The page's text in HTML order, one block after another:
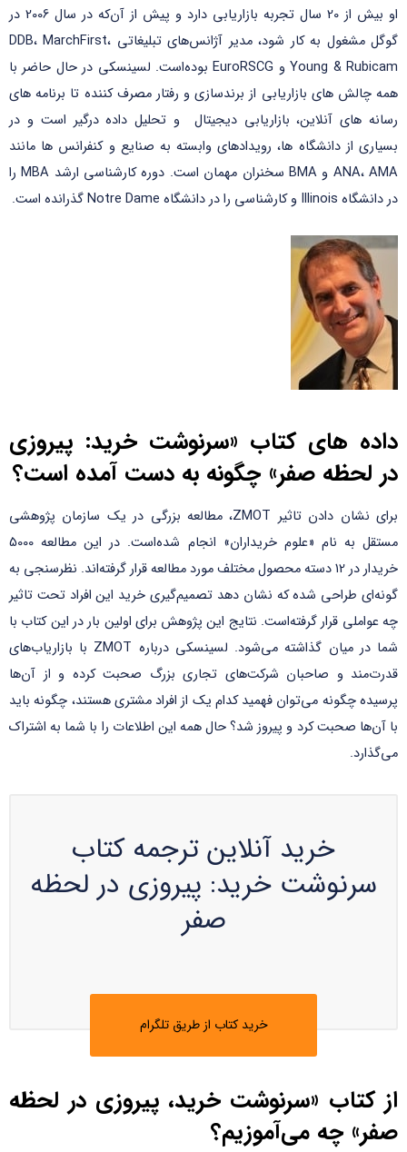
او بیش از 20 سال تجربه بازاریابی دارد و پیش از آن‌که در سال 2006 در
گوگل مشغول به کار شود، مدیر آژانس‌های تبلیغاتی DDB، MarchFirst،
Young & Rubicam و EuroRSCG بوده‌است. لسینسکی در حال حاضر با
همه چالش های بازاریابی از برندسازی و رفتار مصرف کننده تا برنامه های
رسانه های آنلاین، بازاریابی دیجیتال و تحلیل داده درگیر است و در
بسیاری از دانشگاه ها، رویدادهای وابسته به صنایع و کنفرانس ها مانند
ANA، AMA و BMA سخنران مهمان است. دوره کارشناسی ارشد MBA را
در دانشگاه Illinois و کارشناسی را در دانشگاه Notre Dame گذرانده است.
داده های کتاب «سرنوشت خرید: پیروزی
در لحظه صفر» چگونه به دست آمده است؟
برای نشان دادن تاثیر ZMOT، مطالعه بزرگی در یک سازمان پژوهشی
مستقل به نام «علوم خریداران» انجام شده‌است. در این مطالعه 5000
خریدار در 12 دسته محصول مختلف مورد مطالعه قرار گرفته‌اند. نظرسنجی به
گونه‌ای طراحی شده که نشان دهد تصمیم‌گیری خرید این افراد تحت تاثیر
چه عواملی قرار گرفته‌است. نتایج این پژوهش برای اولین بار در این کتاب با
شما در میان گذاشته می‌شود. لسینسکی درباره ZMOT با بازاریاب‌های
قدرت‌مند و صاحبان شرکت‌های تجاری بزرگ صحبت کرده و از آن‌ها
پرسیده چگونه می‌توان فهمید کدام یک از افراد مشتری هستند، چگونه باید
با آن‌ها صحبت کرد و پیروز شد؟ حال همه این اطلاعات را با شما به اشتراک
می‌گذارد.
خرید آنلاین ترجمه کتاب
سرنوشت خرید: پیروزی در لحظه
صفر
خرید کتاب از طریق تلگرام
از کتاب «سرنوشت خرید، پیروزی در لحظه
صفر» چه می‌آموزیم؟